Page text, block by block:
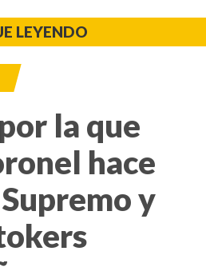
LEYENDO
la que
hace
y